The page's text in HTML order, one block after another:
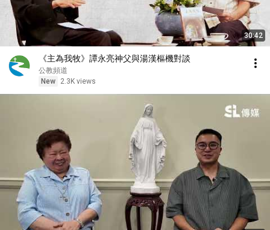
30:42
《主為我牧》譚永亮神父與湯漢樞機對談
公教頻道
New
2.3K views